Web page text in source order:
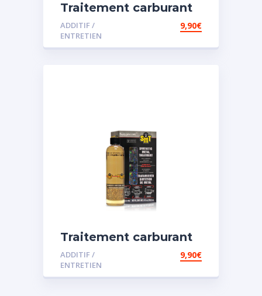
Traitement carburant
spécial diesel
ADDITIF /
ENTRETIEN
9,90€
Traitement carburant
spécial essence
ADDITIF /
ENTRETIEN
9,90€